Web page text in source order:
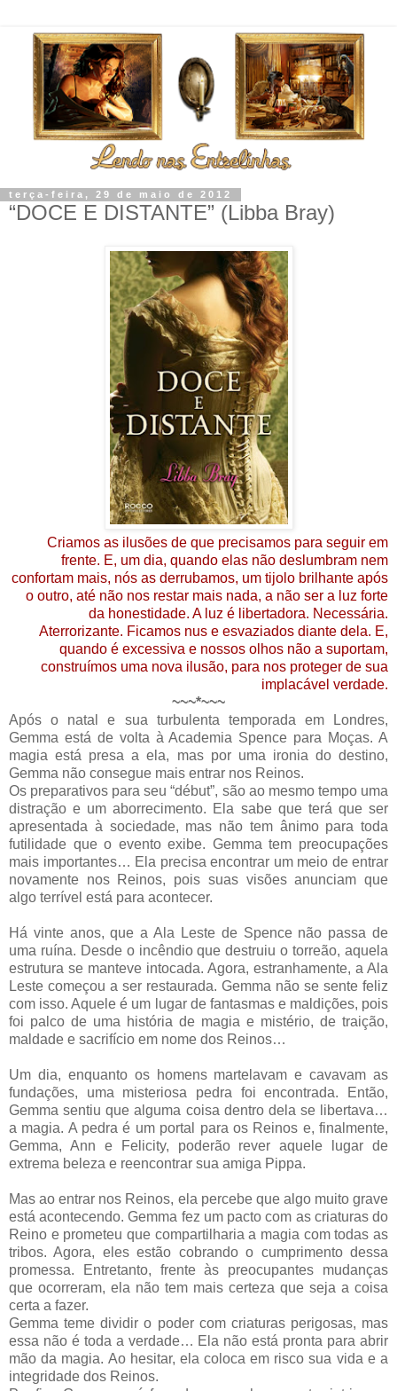
terça-feira, 29 de maio de 2012
“DOCE E DISTANTE” (Libba Bray)
Criamos as ilusões de que precisamos para seguir em
frente. E, um dia, quando elas não deslumbram nem
confortam mais, nós as derrubamos, um tijolo brilhante após
o outro, até não nos restar mais nada, a não ser a luz forte
da honestidade. A luz é libertadora. Necessária.
Aterrorizante. Ficamos nus e esvaziados diante dela. E,
quando é excessiva e nossos olhos não a suportam,
construímos uma nova ilusão, para nos proteger de sua
implacável verdade.
~~~*~~~
Após o natal e sua turbulenta temporada em Londres,
Gemma está de volta à Academia Spence para Moças. A
magia está presa a ela, mas por uma ironia do destino,
Gemma não consegue mais entrar nos Reinos.
Os preparativos para seu “début”, são ao mesmo tempo uma
distração e um aborrecimento. Ela sabe que terá que ser
apresentada à sociedade, mas não tem ânimo para toda
futilidade que o evento exibe. Gemma tem preocupações
mais importantes… Ela precisa encontrar um meio de entrar
novamente nos Reinos, pois suas visões anunciam que
algo terrível está para acontecer.
Há vinte anos, que a Ala Leste de Spence não passa de
uma ruína. Desde o incêndio que destruiu o torreão, aquela
estrutura se manteve intocada. Agora, estranhamente, a Ala
Leste começou a ser restaurada. Gemma não se sente feliz
com isso. Aquele é um lugar de fantasmas e maldições, pois
foi palco de uma história de magia e mistério, de traição,
maldade e sacrifício em nome dos Reinos…
Um dia, enquanto os homens martelavam e cavavam as
fundações, uma misteriosa pedra foi encontrada. Então,
Gemma sentiu que alguma coisa dentro dela se libertava…
a magia. A pedra é um portal para os Reinos e, finalmente,
Gemma, Ann e Felicity, poderão rever aquele lugar de
extrema beleza e reencontrar sua amiga Pippa.
Mas ao entrar nos Reinos, ela percebe que algo muito grave
está acontecendo. Gemma fez um pacto com as criaturas do
Reino e prometeu que compartilharia a magia com todas as
tribos. Agora, eles estão cobrando o cumprimento dessa
promessa. Entretanto, frente às preocupantes mudanças
que ocorreram, ela não tem mais certeza que seja a coisa
certa a fazer.
Gemma teme dividir o poder com criaturas perigosas, mas
essa não é toda a verdade… Ela não está pronta para abrir
mão da magia. Ao hesitar, ela coloca em risco sua vida e a
integridade dos Reinos.